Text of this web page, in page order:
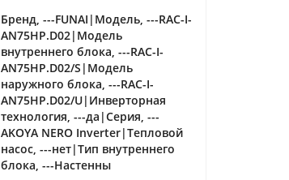
Бренд, ---FUNAI|Модель, ---RAC-I-
AN75HP.D02|Модель
внутреннего блока, ---RAC-I-
AN75HP.D02/S|Модель
наружного блока, ---RAC-I-
AN75HP.D02/U|Инверторная
технология, ---да|Серия, ---
AKOYA NERO Inverter|Тепловой
насос, ---нет|Тип внутреннего
блока, ---Настенны